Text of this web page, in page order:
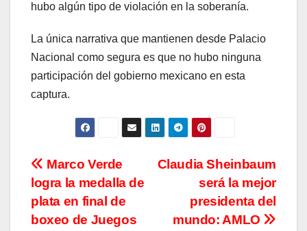
hubo algún tipo de violación en la soberanía.
La única narrativa que mantienen desde Palacio
Nacional como segura es que no hubo ninguna
participación del gobierno mexicano en esta
captura.
Navegación
de
entradas
Claudia Sheinbaum
será la mejor
presidenta del
mundo: AMLO
Marco Verde
logra la medalla de
plata en final de
boxeo de Juegos